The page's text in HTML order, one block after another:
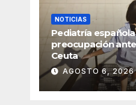
NOTICIAS
Pediatría
preocupación
Ceuta
AGOSTO 6, 2026